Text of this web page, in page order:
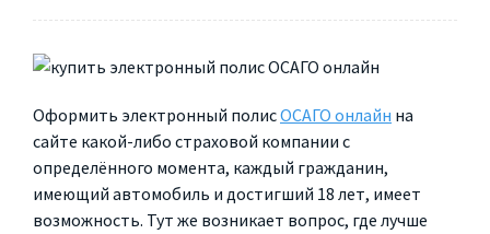
Оформить электронный полисОСАГО онлайн на
сайте какой-либо страховой компании с
определённого момента, каждый гражданин,
имеющий автомобиль и достигший 18 лет, имеет
возможность. Тут же возникает вопрос, где лучше